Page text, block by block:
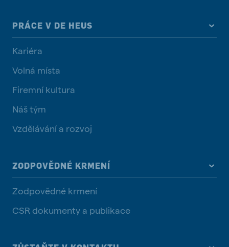
PRÁCE V DE HEUS
Kariéra
Volná místa
Firemní kultura
Náš tým
Vzdělávání a rozvoj
ZODPOVĚDNÉ KRMENÍ
Zodpovědné krmení
CSR dokumenty a publikace